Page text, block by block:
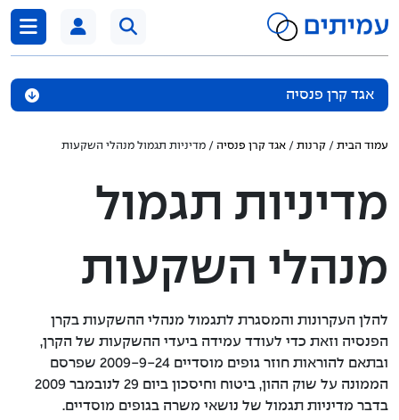
אגד קרן פנסיה
אודות הקרן
תקנון הקרן
הצבעות באסיפות
עמוד הבית / קרנות / אגד קרן פנסיה / מדיניות תגמול מנהלי השקעות
מדיניות תגמול
מנהלי השקעות
להלן העקרונות והמסגרת לתגמול מנהלי ההשקעות בקרן
הפנסיה וזאת כדי לעודד עמידה ביעדי ההשקעות של הקרן,
ובתאם להוראות חוזר גופים מוסדיים 2009-9-24 שפרסם
הממונה על שוק ההון, ביטוח וחיסכון ביום 29 לנובמבר 2009
בדבר מדיניות תגמול של נושאי משרה בגופים מוסדיים.